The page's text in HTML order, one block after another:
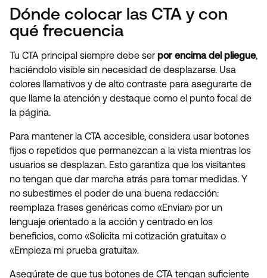
Dónde colocar las CTA y con
qué frecuencia
Tu CTA principal siempre debe ser por encima del pliegue,
haciéndolo visible sin necesidad de desplazarse. Usa
colores llamativos y de alto contraste para asegurarte de
que llame la atención y destaque como el punto focal de
la página.
Para mantener la CTA accesible, considera usar botones
fijos o repetidos que permanezcan a la vista mientras los
usuarios se desplazan. Esto garantiza que los visitantes
no tengan que dar marcha atrás para tomar medidas. Y
no subestimes el poder de una buena redacción:
reemplaza frases genéricas como «Enviar» por un
lenguaje orientado a la acción y centrado en los
beneficios, como «Solicita mi cotización gratuita» o
«Empieza mi prueba gratuita».
Asegúrate de que tus botones de CTA tengan suficiente